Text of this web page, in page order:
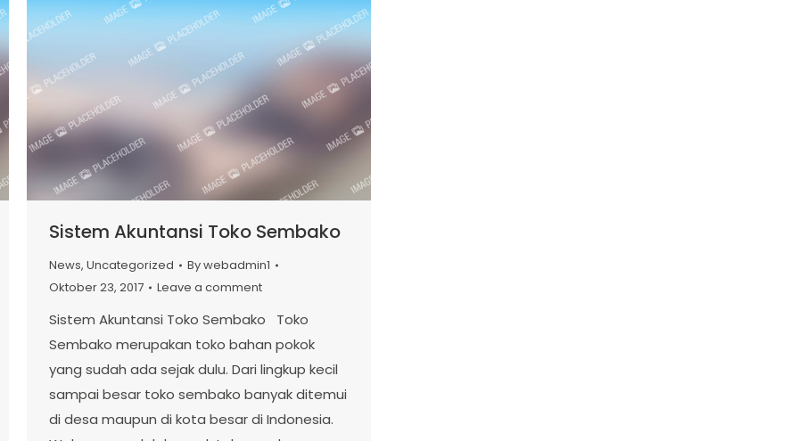
Sistem Akuntansi Toko Sembako
News, Uncategorized Bywebadmin1
Oktober 23, 2017
Leave a comment
Sistem Akuntansi Toko Sembako Toko
Sembako merupakan toko bahan pokok
yang sudah ada sejak dulu. Dari lingkup kecil
sampai besar toko sembako banyak ditemui
di desa maupun di kota besar di Indonesia.